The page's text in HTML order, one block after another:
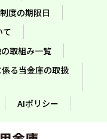
度の期限日
て
取組み一覧
係る当金庫の取扱
AIポリシー